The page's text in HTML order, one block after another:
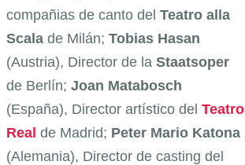
compañias de canto del Teatro alla
Scala de Milán; Tobias Hasan
(Austria), Director de la Staatsoper
de Berlín; Joan Matabosch
(España), Director artístico del Teatro
Real de Madrid; Peter Mario Katona
(Alemania), Director de casting del